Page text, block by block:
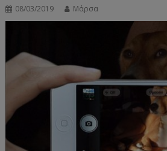
08/03/2019 Μάρσα